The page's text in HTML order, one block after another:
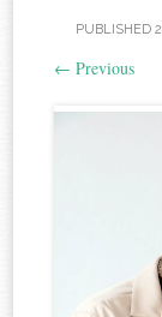
PUBLISHED
← Previous